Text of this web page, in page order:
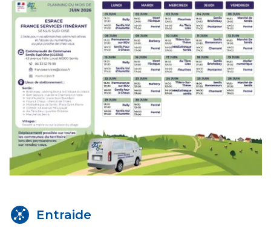
Entraide